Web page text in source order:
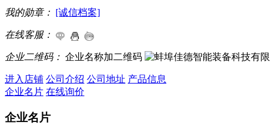
我的勋章： [诚信档案]
在线客服：
企业二维码： 企业名称加二维码
进入店铺 公司介绍 公司地址 产品信息
企业名片 在线询价
企业名片